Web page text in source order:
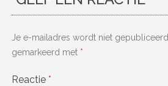
Je e-mailadres wordt niet gepubliceerd.
gemarkeerd met *
Reactie *